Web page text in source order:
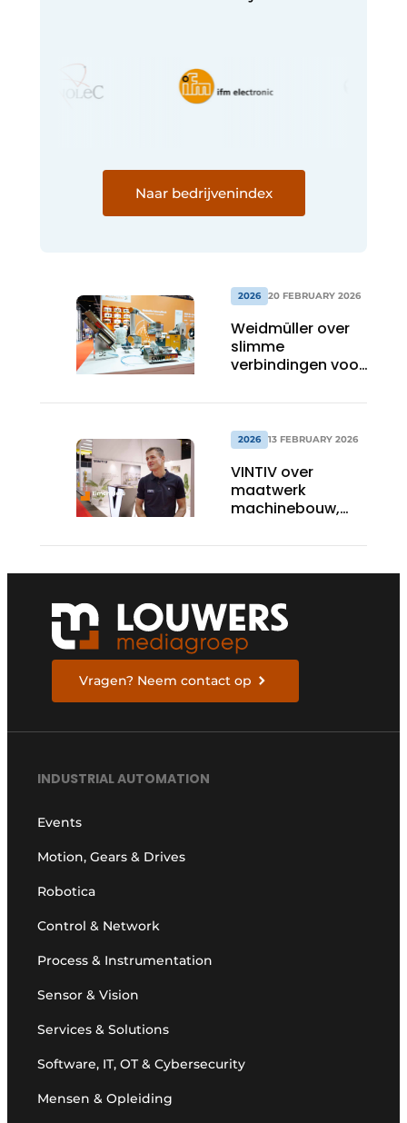
Naar bedrijvenindex
2026 20 FEBRUARY 2026
Weidmüller over
slimme
verbindingen voor
geautomatiseerde
industrie
2026 13 FEBRUARY 2026
VINTIV over
maatwerk
machinebouw,
product- én
Vragen? Neem contact op
INDUSTRIAL AUTOMATION
Events
Motion, Gears & Drives
Robotica
Control & Network
Process & Instrumentation
Sensor & Vision
Services & Solutions
Software, IT, OT & Cybersecurity
Mensen & Opleiding